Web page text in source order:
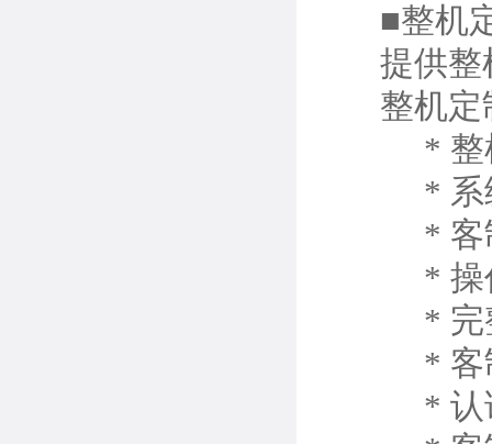
■整机
提供整
整机定
* 整机
* 系统
* 客制
* 操作
* 完整
* 客制
* 认证